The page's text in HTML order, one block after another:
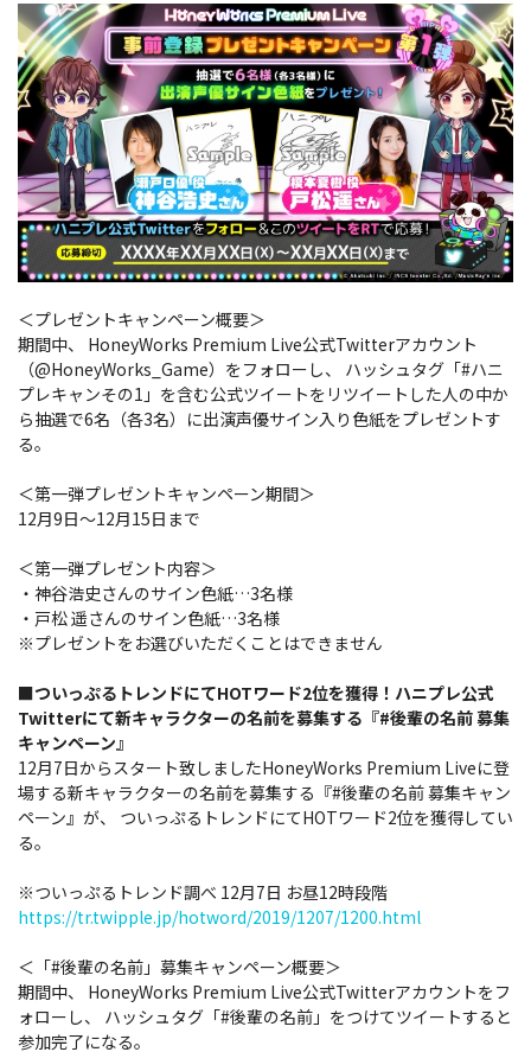
＜プレゼントキャンペーン概要＞
期間中、 HoneyWorks Premium Live公式Twitterアカウント
（@HoneyWorks_Game）をフォローし、 ハッシュタグ「#ハニ
プレキャンその1」を含む公式ツイートをリツイートした人の中か
ら抽選で6名（各3名）に出演声優サイン入り色紙をプレゼントす
る。
＜第一弾プレゼントキャンペーン期間＞
12月9日～12月15日まで
＜第一弾プレゼント内容＞
・神谷浩史さんのサイン色紙…3名様
・戸松 遥さんのサイン色紙…3名様
※プレゼントをお選びいただくことはできません
■ついっぷるトレンドにてHOTワード2位を獲得！ハニプレ公式
Twitterにて新キャラクターの名前を募集する『#後輩の名前 募集
キャンペーン』
12月7日からスタート致しましたHoneyWorks Premium Liveに登
場する新キャラクターの名前を募集する『#後輩の名前 募集キャン
ペーン』が、 ついっぷるトレンドにてHOTワード2位を獲得してい
る。
※ついっぷるトレンド調べ 12月7日 お昼12時段階
https://tr.twipple.jp/hotword/2019/1207/1200.html
＜「#後輩の名前」募集キャンペーン概要＞
期間中、 HoneyWorks Premium Live公式Twitterアカウントをフ
ォローし、 ハッシュタグ「#後輩の名前」をつけてツイートすると
参加完了になる。